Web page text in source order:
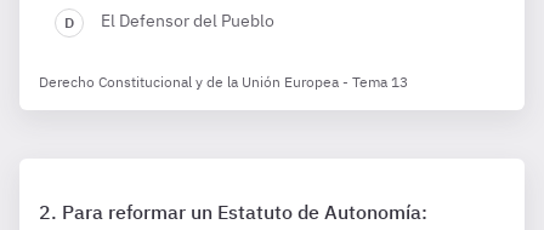
El Defensor del Pueblo
Derecho Constitucional y de la Unión Europea - Tema 13
Para reformar un Estatuto de Autonomía: